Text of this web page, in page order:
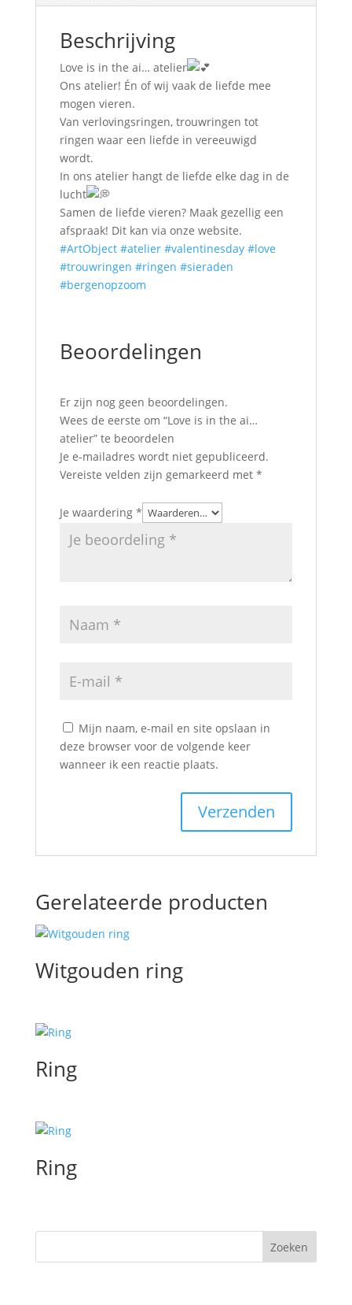
Beschrijving
Love is in the ai… atelier
Ons atelier! Én of wij vaak de liefde mee
mogen vieren.
Van verlovingsringen, trouwringen tot
ringen waar een liefde in vereeuwigd
wordt.
In ons atelier hangt de liefde elke dag in de
lucht
Samen de liefde vieren? Maak gezellig een
afspraak! Dit kan via onze website.
#ArtObject #atelier #valentinesday #love
#trouwringen #ringen #sieraden
#bergenopzoom
Beoordelingen
Er zijn nog geen beoordelingen.
Wees de eerste om “Love is in the ai…
atelier” te beoordelen
Je e-mailadres wordt niet gepubliceerd.
Vereiste velden zijn gemarkeerd met *
Je waardering *
Mijn naam, e-mail en site opslaan in
deze browser voor de volgende keer
wanneer ik een reactie plaats.
Gerelateerde producten
Witgouden ring
Ring
Ring